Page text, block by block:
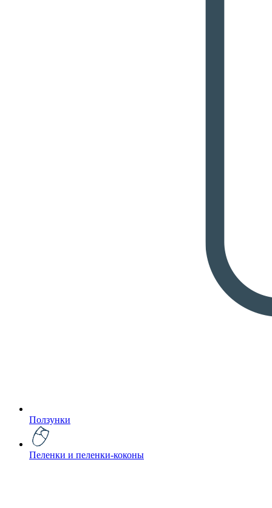
Ползунки
Пеленки и пеленки-коконы